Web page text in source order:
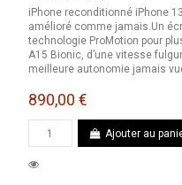
iPhone reconditionné iPhone
amélioré comme jamais.Un
technologie ProMotion pour
A15 Bionic, d’une vitesse
meilleure autonomie jamais
890,00 €
Ajouter au